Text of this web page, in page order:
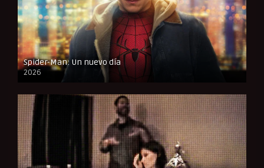
Spider-Man: Un nuevo día
2026
CAM